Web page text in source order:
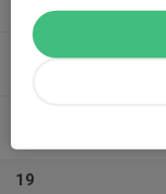
21:30
19